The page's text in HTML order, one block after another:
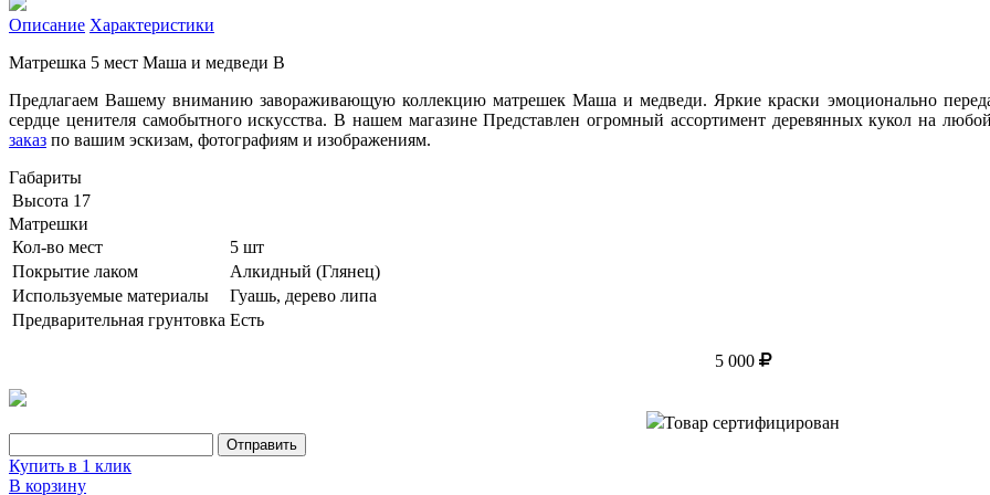
Описание Характеристики
Матрешка 5 мест Маша и медведи В
Предлагаем Вашему вниманию завораживающую коллекцию матрешек Маша и медведи. Яркие краски эмоционально
сердце ценителя самобытного искусства. В нашем магазине Представлен огромный ассортимент деревянных кукол на
заказ по вашим эскизам, фотографиям и изображениям.
Габариты
Высота 17
Матрешки
Кол-во мест
5 шт
Покрытие лаком
Алкидный (Глянец)
Используемые материалы
Гуашь, дерево липа
Предварительная грунтовка Есть
5 000
Товар сертифицирован
Купить в 1 клик
В корзину